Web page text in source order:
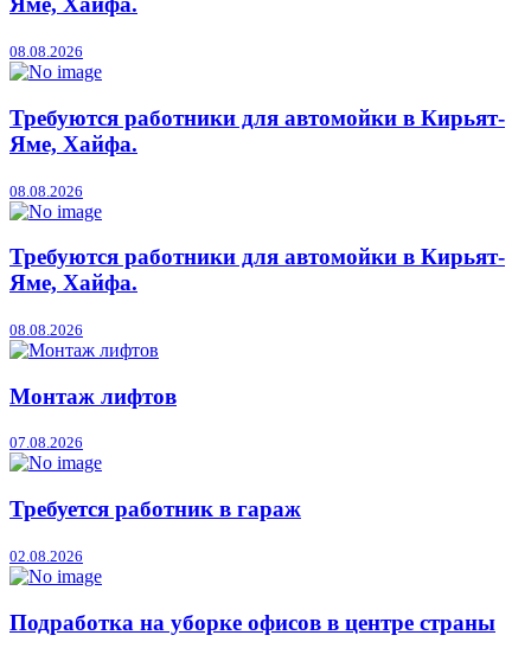
08.08.2026
Требуются работники для автомойки в Кирьят-
Яме, Хайфа.
08.08.2026
Требуются работники для автомойки в Кирьят-
Яме, Хайфа.
08.08.2026
Монтаж лифтов
07.08.2026
Требуется работник в гараж
02.08.2026
Подработка на уборке офисов в центре страны